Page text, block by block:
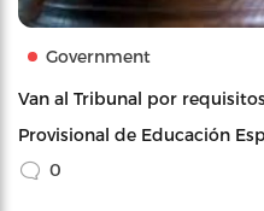
Government
Van al Tribunal por
Provisional de Educación
0